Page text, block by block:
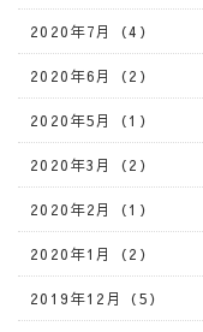
2020年7月（4）
2020年6月（2）
2020年5月（1）
2020年3月（2）
2020年2月（1）
2020年1月（2）
2019年12月（5）